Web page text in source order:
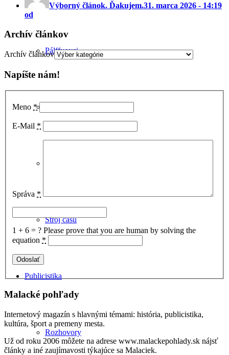
Pálffyovci
Stroj času
Publicistika
Rozhovory
Výborný článok. Ďakujem.31. marca 2026 - 14:19
od
Archív článkov
Archív článkov
Napíšte nám!
Meno *
E-Mail *
Správa *
1 + 6 = ? Please prove that you are human by solving the
equation *
Malacké pohľady
Internetový magazín s hlavnými témami: história, publicistika,
kultúra, šport a premeny mesta.
Už od roku 2006 môžete na adrese www.malackepohlady.sk nájsť
články a iné zaujímavosti týkajúce sa Malaciek.